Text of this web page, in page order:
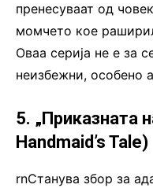
пренесуваат од
момчето кое
Оваа серија не е за
неизбежни, особено
5. „Приказната
Handmaid’s Tale)
rnСтанува збор за